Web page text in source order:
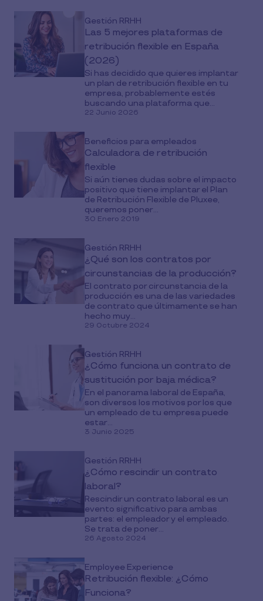
Gestión RRHH
Las 5 mejores plataformas de
retribución flexible en España
(2026)
Si has decidido que quieres implantar
un plan de retribución flexible en tu
empresa, probablemente estés
buscando una plataforma que...
22 Junio 2026
Beneficios para empleados
Calculadora de retribución
flexible
Si aún tienes dudas sobre el impacto
positivo que tiene implantar el Plan
de Retribución Flexible de Pluxee,
queremos poner...
30 Enero 2019
Gestión RRHH
¿Qué son los contratos por
circunstancias de la producción?
El contrato por circunstancia de la
producción es una de las variedades
de contrato que últimamente se han
hecho muy...
29 Octubre 2024
Gestión RRHH
¿Cómo funciona un contrato de
sustitución por baja médica?
En el panorama laboral de España,
son diversos los motivos por los que
un empleado de tu empresa puede
estar...
3 Junio 2025
Gestión RRHH
¿Cómo rescindir un contrato
laboral?
Rescindir un contrato laboral es un
evento significativo para ambas
partes: el empleador y el empleado.
Se trata de poner...
26 Agosto 2024
Employee Experience
Retribución flexible: ¿Cómo
Funciona?